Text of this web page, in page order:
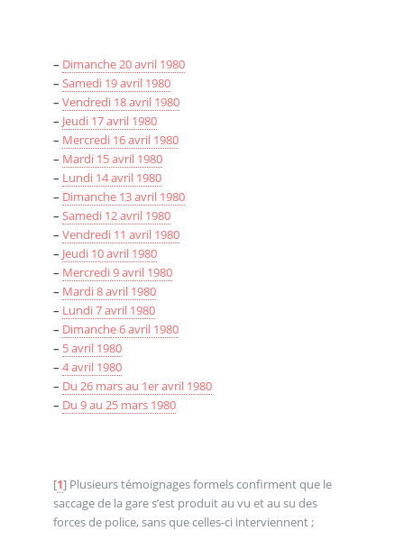
– Dimanche 20 avril 1980
– Samedi 19 avril 1980
– Vendredi 18 avril 1980
– Jeudi 17 avril 1980
– Mercredi 16 avril 1980
– Mardi 15 avril 1980
– Lundi 14 avril 1980
– Dimanche 13 avril 1980
– Samedi 12 avril 1980
– Vendredi 11 avril 1980
– Jeudi 10 avril 1980
– Mercredi 9 avril 1980
– Mardi 8 avril 1980
– Lundi 7 avril 1980
– Dimanche 6 avril 1980
– 5 avril 1980
– 4 avril 1980
– Du 26 mars au 1er avril 1980
– Du 9 au 25 mars 1980
[1] Plusieurs témoignages formels confirment que le
saccage de la gare s’est produit au vu et au su des
forces de police, sans que celles-ci interviennent ;